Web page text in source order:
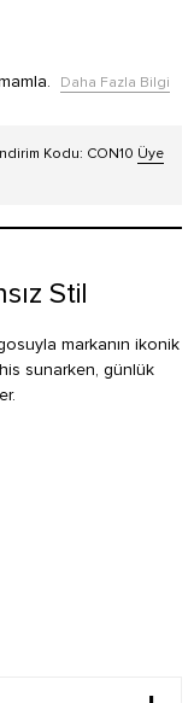
Daha Fazla Bilgi
Kodu: CON10 Üye
Stil
markanın ikonik
sunarken, günlük